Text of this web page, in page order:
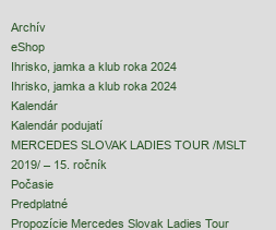
Archív
eShop
Ihrisko, jamka a klub roka 2024
Ihrisko, jamka a klub roka 2024
Kalendár
Kalendár podujatí
MERCEDES SLOVAK LADIES TOUR /MSLT
2019/ – 15. ročník
Počasie
Predplatné
Propozície Mercedes Slovak Ladies Tour